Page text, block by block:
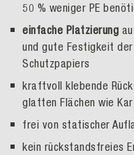
50 % weniger PE
einfache Platzierung
und gute Festigkeit der
Schutzpapiers
kraftvoll klebende
glatten Flächen wie
frei von statischer
kein rückstandsfreies